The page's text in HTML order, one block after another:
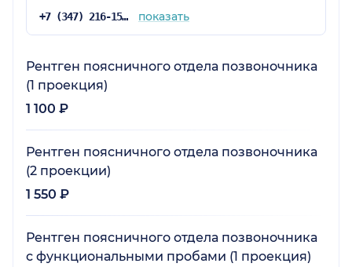
+7 (347) 216-15-15 показать
Рентген поясничного отдела позвоночника
(1 проекция)
1 100 ₽
Рентген поясничного отдела позвоночника
(2 проекции)
1 550 ₽
Рентген поясничного отдела позвоночника
с функциональными пробами (1 проекция)